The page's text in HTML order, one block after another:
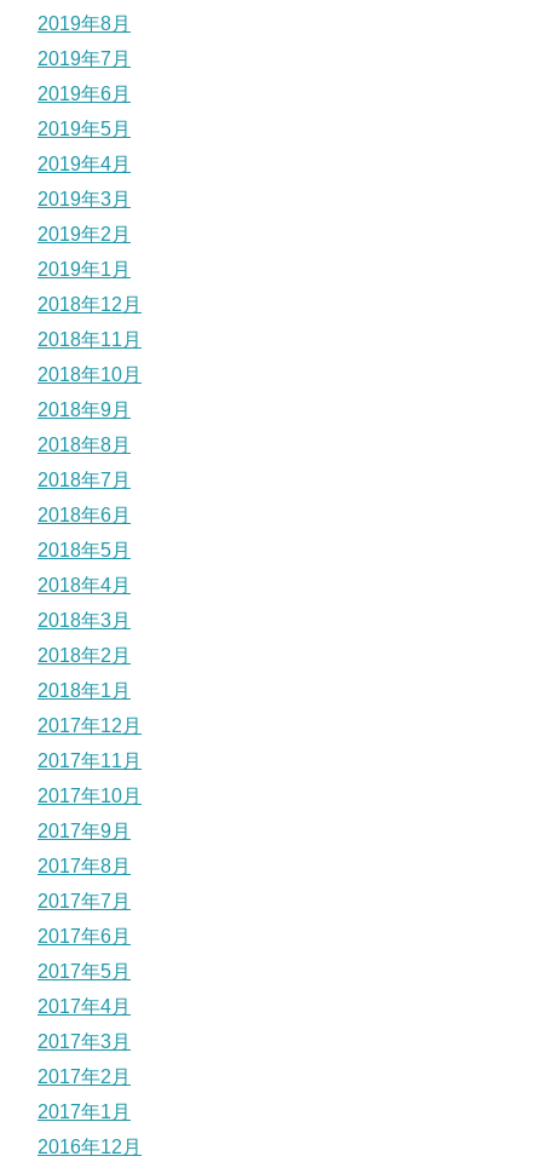
2019年8月
2019年7月
2019年6月
2019年5月
2019年4月
2019年3月
2019年2月
2019年1月
2018年12月
2018年11月
2018年10月
2018年9月
2018年8月
2018年7月
2018年6月
2018年5月
2018年4月
2018年3月
2018年2月
2018年1月
2017年12月
2017年11月
2017年10月
2017年9月
2017年8月
2017年7月
2017年6月
2017年5月
2017年4月
2017年3月
2017年2月
2017年1月
2016年12月